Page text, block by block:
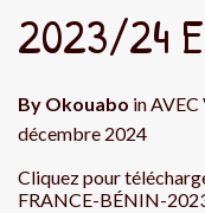
2023/24
By Okouabo inAVEC
décembre 2024
Cliquez pour
FRANCE-BÉNIN-